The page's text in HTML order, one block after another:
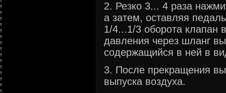
2. Резко 3... 4 раза
а затем, оставляя
1/4...1/3 оборота клапан
давления через шланг
содержащийся в ней в
3. После прекращения
выпуска воздуха.